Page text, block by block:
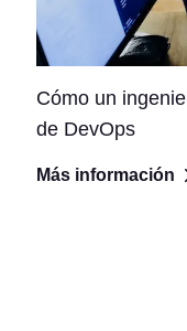
Cómo un
de DevOps
Más información